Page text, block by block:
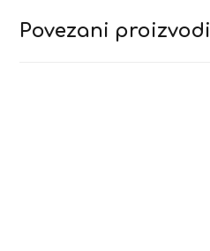
Povezani proizvodi